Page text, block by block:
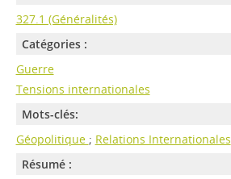
327.1 (Généralités)
Catégories :
Guerre
Tensions internationales
Mots-clés:
Géopolitique ; Relations Internationales
Résumé :